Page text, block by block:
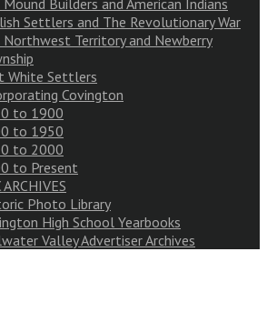
Mound Builders and American Indians
Settlers and The Revolutionary War
Northwest Territory and Newberry
White Settlers
Covington
to 1900
to 1950
to 2000
to Present
Photo Library
High School Yearbooks
Valley Advertiser Archives